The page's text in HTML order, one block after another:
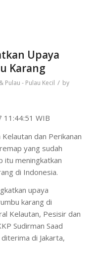
Upaya
Karang
Pulau - Pulau Kecil / by
WIB
dan Perikanan
yang sudah
itu meningkatkan
di Indonesia.
upaya
karang di
Kelautan, Pesisir dan
Sudirman Saad
di Jakarta,